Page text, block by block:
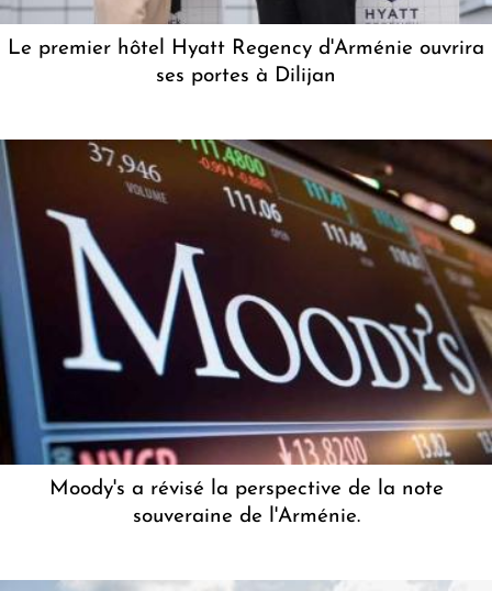
Le premier hôtel Hyatt Regency d'Arménie ouvrira
ses portes à Dilijan
Moody's a révisé la perspective de la note
souveraine de l'Arménie.